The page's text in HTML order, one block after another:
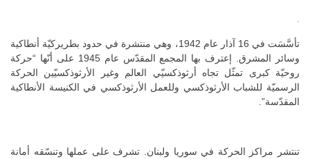
تأسَّسَت في 16 آذار عام 1942، وهي منتشرة في حدود بطريركيّة أنطاكية
وسائر المشرق. إعترف بها المجمع المقدّس عام 1945 على أنّها “حركة
روحيّة كبرى تمثّل تجاه أرثوذكسيّي العالم وغير الأرثوذكسيّين الحركة
الرسميّة للشباب الأرثوذكسي وللعمل الأرثوذكسي في الكنيسة الأنطاكية
المقدّسة”.
تنتشر مراكز الحركة في سوريا ولبنان. تشرف على عملها وتنسّقه أمانة